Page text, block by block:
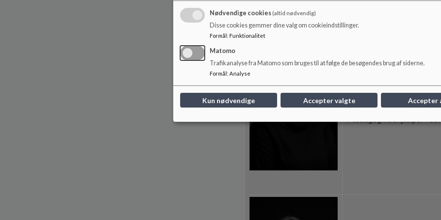
Dorthe Hermannsen
Nødvendige cookies(altid nødvendig)
Disse cookies gemmer dine valg om cookieindstillinger.
Formål : Funktionalitet
Matomo
Trafikanalyse fra Matomo som bruges til at følge de besøgendes brug af siderne.
Formål: Analyse
Kun nødvendige Accepter valgte Accepter